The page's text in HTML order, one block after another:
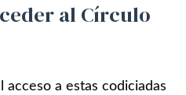
al Círculo
acceso a estas codiciadas